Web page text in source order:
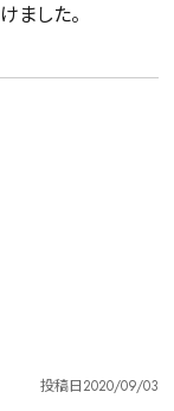
ました。
投稿日2020/09/03